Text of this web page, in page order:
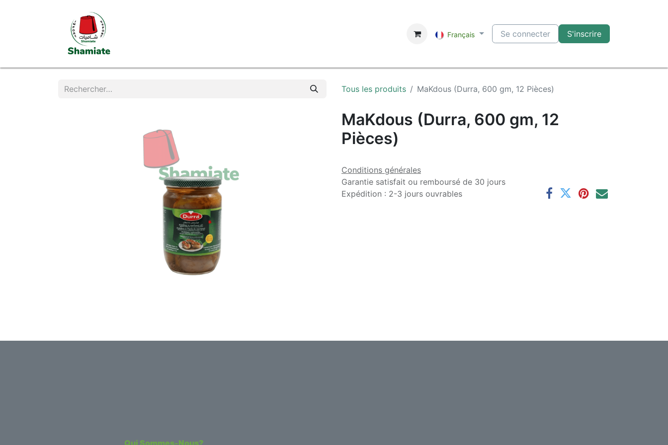
Français Se connecter S'inscrire
Tous les produits MaKdous (Durra, 600 gm, 12 Pièces)
MaKdous (Durra, 600 gm, 12
Pièces)
Conditions générales
Garantie satisfait ou remboursé de 30 jours
Expédition : 2-3 jours ouvrables
Qui Sommes-Nous?